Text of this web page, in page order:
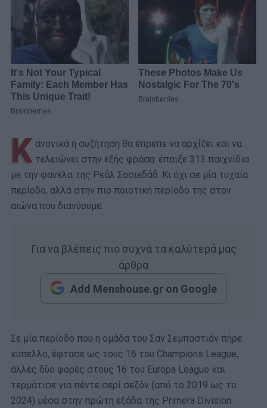
Κ ανονικά η συζήτηση θα έπρεπε να αρχίζει και να
τελειώνει στην εξής φράση: έπαιξε 313 παιχνίδια
με την φανέλα της Ρεάλ Σοσιεδάδ. Κι όχι σε μία τυχαία
περίοδο, αλλά στην πιο ποιοτική περίοδο της στον
αιώνα που διανύουμε.
Για να βλέπεις πιο συχνά τα καλύτερά μας
άρθρα
Add Menshouse.gr on Google
Σε μία περίοδο που η ομάδα του Σαν Σεμπαστιάν πήρε
κύπελλο, έφτασε ως τους 16 του Champions League,
άλλες δύο φορές στους 16 του Europa League και
τερμάτισε για πέντε σερί σεζόν (από το 2019 ως το
2024) μέσα στην πρώτη εξάδα της Primera Division.